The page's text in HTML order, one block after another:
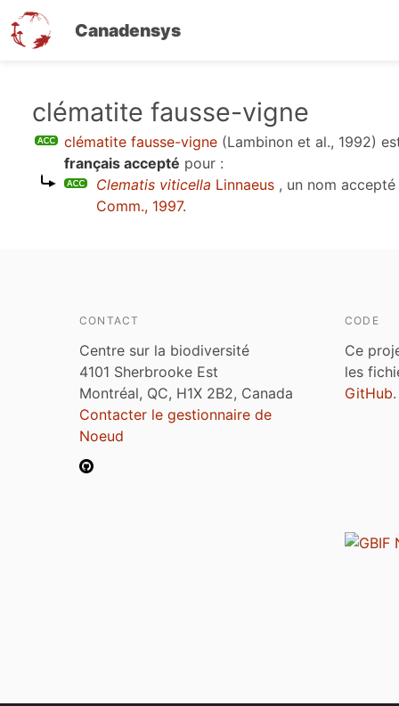
Canadensys
contenu
clématite fausse-vigne
clématite fausse-vigne (Lambinon et al., 1992)
français accepté pour :
Clematis viticella Linnaeus , un nom
Comm., 1997.
CONTACT
Centre sur la biodiversité
4101 Sherbrooke Est
Montréal, QC, H1X 2B2, Canada
Contacter le gestionnaire de
Noeud
CODE
Ce
les
GitHub.